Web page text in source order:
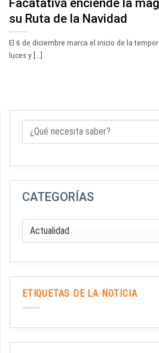
su Ruta de la Navidad
El 6 de diciembre marca el inicio de la
luces y [...]
CATEGORÍAS
ETIQUETAS DE LA NOTICIA